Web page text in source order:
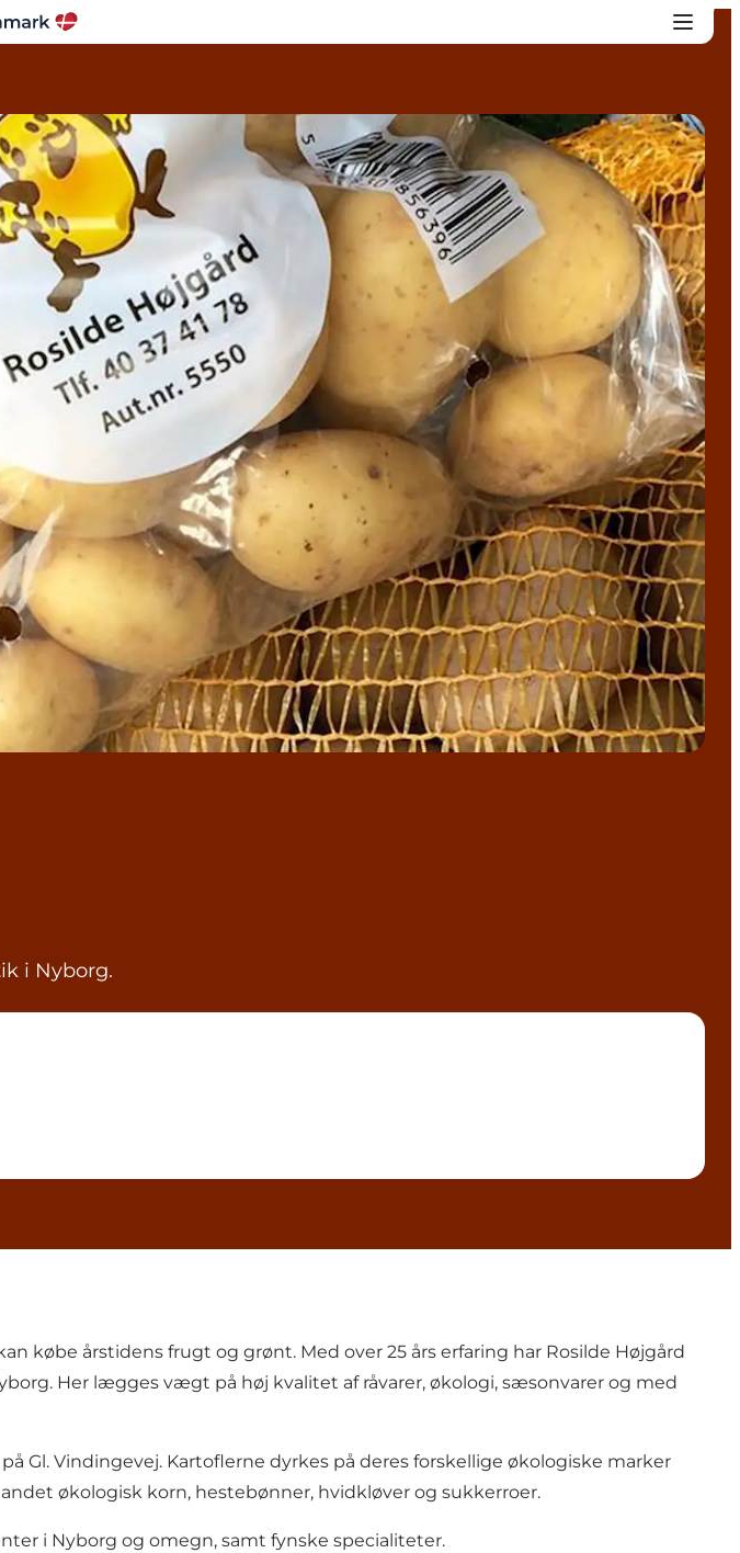
i Nyborg.
købe årstidens frugt og grønt. Med over 25 års erfaring har Rosilde Højgård
Her lægges vægt på høj kvalitet af råvarer, økologi, sæsonvarer og med
Gl. Vindingevej. Kartoflerne dyrkes på deres forskellige økologiske marker
økologisk korn, hestebønner, hvidkløver og sukkerroer.
i Nyborg og omegn, samt fynske specialiteter.